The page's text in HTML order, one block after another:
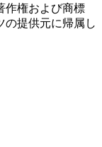
作権および商標
の提供元に帰属し